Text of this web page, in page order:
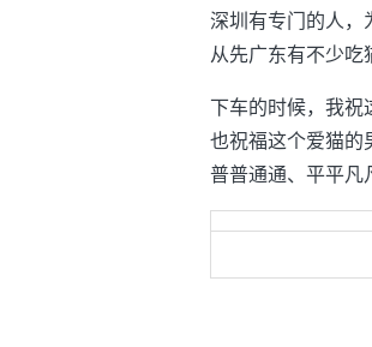
深圳有专门的人，
从先广东有不少吃
下车的时候，我祝
也祝福这个爱猫的
普普通通、平平凡